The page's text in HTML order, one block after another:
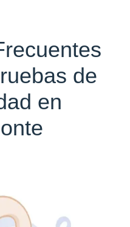
de
en